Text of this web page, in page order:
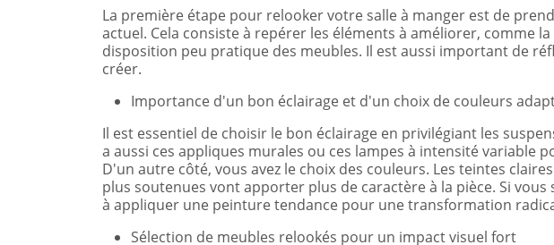
La première étape pour relooker votre salle à manger est de
actuel. Cela consiste à repérer les éléments à améliorer, comme
disposition peu pratique des meubles. Il est aussi important de
créer.
Importance d'un bon éclairage et d'un choix de couleurs
Il est essentiel de choisir le bon éclairage en privilégiant les
a aussi ces appliques murales ou ces lampes à intensité variable
D'un autre côté, vous avez le choix des couleurs. Les teintes
plus soutenues vont apporter plus de caractère à la pièce. Si
à appliquer une peinture tendance pour une transformation
Sélection de meubles relookés pour un impact visuel fort